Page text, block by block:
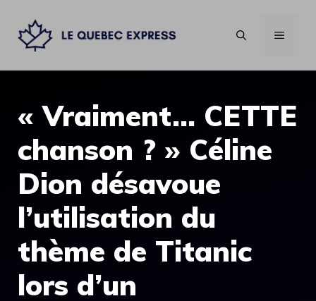
contenu
MENU
« Vraiment… CETTE
chanson ? » Céline
Dion désavoue
l’utilisation du
thème de Titanic
lors d’un